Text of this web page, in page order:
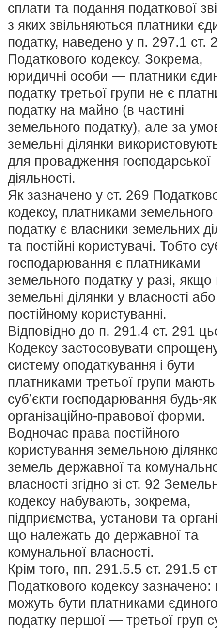
сплати та подання податкової
з яких звільняються платники
податку, наведено у п. 297.1 ст.
Податкового кодексу. Зокрема,
юридичні особи — платники
податку третьої групи не є
податку на майно (в частині
земельного податку), але за
земельні ділянки
для провадження господарської
діяльності.
Як зазначено у ст. 269
кодексу, платниками земельного
податку є власники земельних
та постійні користувачі. Тобто
господарювання є платниками
земельного податку у разі,
земельні ділянки у власності
постійному користуванні.
Відповідно до п. 291.4 ст. 291
Кодексу застосовувати
систему оподаткування і бути
платниками третьої групи
суб’єкти господарювання будь-
організаційно-правової форми.
Водночас права постійного
користування земельною
земель державної та
власності згідно зі ст. 92
кодексу набувають, зокрема,
підприємства, установи та
що належать до державної та
комунальної власності.
Крім того, пп. 291.5.5 ст. 291.5
Податкового кодексу зазначено:
можуть бути платниками
податку першої — третьої груп